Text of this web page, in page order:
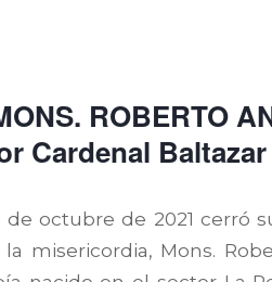
ROBERTO
Cardenal
octubre de 2021 cerró
misericordia, Mons.